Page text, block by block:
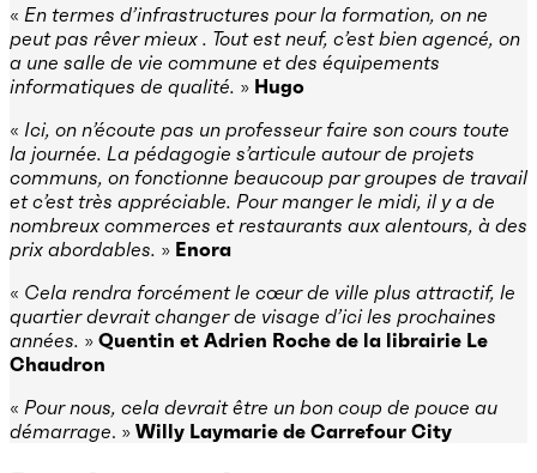
« En termes d’infrastructures pour la formation, on ne
peut pas rêver mieux . Tout est neuf, c’est bien agencé, on
a une salle de vie commune et des équipements
informatiques de qualité. » Hugo
« Ici, on n’écoute pas un professeur faire son cours toute
la journée. La pédagogie s’articule autour de projets
communs, on fonctionne beaucoup par groupes de travail
et c’est très appréciable. Pour manger le midi, il y a de
nombreux commerces et restaurants aux alentours, à des
prix abordables. » Enora
« Cela rendra forcément le cœur de ville plus attractif, le
quartier devrait changer de visage d’ici les prochaines
années. » Quentin et Adrien Roche de la librairie Le
Chaudron
« Pour nous, cela devrait être un bon coup de pouce au
démarrage. » Willy Laymarie de Carrefour City